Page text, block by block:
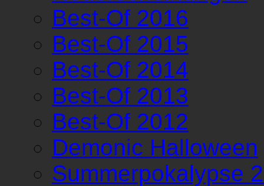
Best-Of 2016
Best-Of 2015
Best-Of 2014
Best-Of 2013
Best-Of 2012
Demonic Halloween
Summerpokalypse